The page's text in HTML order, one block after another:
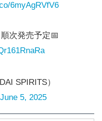
6myAgRVfV6
次発売予定📅
SPIRITS）
June 5, 2025